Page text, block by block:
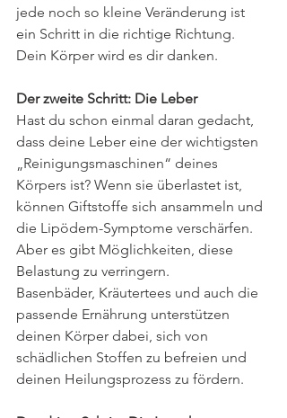
jede noch so kleine Veränderung ist
ein Schritt in die richtige Richtung.
Dein Körper wird es dir danken.
Der zweite Schritt: Die Leber
Hast du schon einmal daran gedacht,
dass deine Leber eine der wichtigsten
„Reinigungsmaschinen“ deines
Körpers ist? Wenn sie überlastet ist,
können Giftstoffe sich ansammeln und
die Lipödem-Symptome verschärfen.
Aber es gibt Möglichkeiten, diese
Belastung zu verringern.
Basenbäder, Kräutertees und auch die
passende Ernährung unterstützen
deinen Körper dabei, sich von
schädlichen Stoffen zu befreien und
deinen Heilungsprozess zu fördern.